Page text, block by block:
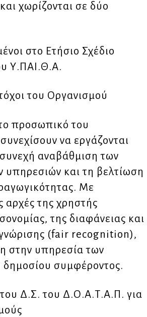
χωρίζονται σε δύο
στο Ετήσιο Σχέδιο
Υ.ΠΑΙ.Θ.Α.
του Οργανισμού
προσωπικό του
να εργάζονται
συνεχή αναβάθμιση των
και τη βελτίωση
Με
της χρηστής
της διαφάνειας και
(fair recognition),
στην υπηρεσία των
δημοσίου συμφέροντος.
Δ.Σ. του Δ.Ο.Α.Τ.Α.Π. για